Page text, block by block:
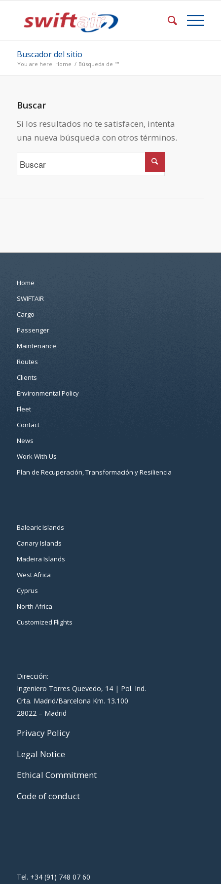
Buscador del sitio
You are here Home / Búsqueda de ""
Buscar
Si los resultados no te satisfacen, intenta
una nueva búsqueda con otros términos.
Home
SWIFTAIR
Cargo
Passenger
Maintenance
Routes
Clients
Environmental Policy
Fleet
Contact
News
Work With Us
Plan de Recuperación, Transformación y Resiliencia
Balearic Islands
Canary Islands
Madeira Islands
West Africa
Cyprus
North Africa
Customized Flights
Dirección:
Ingeniero Torres Quevedo, 14 | Pol. Ind.
Crta. Madrid/Barcelona Km. 13.100
28022 – Madrid
Privacy Policy
Legal Notice
Ethical Commitment
Code of conduct
Tel. +34 (91) 748 07 60